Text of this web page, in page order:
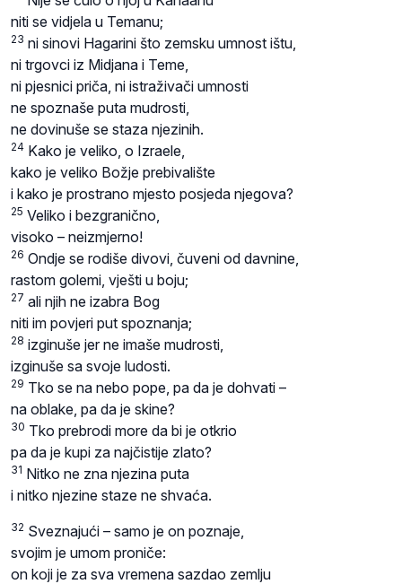
niti se vidjela u Temanu;
23 ni sinovi Hagarini što zemsku umnost ištu,
ni trgovci iz Midjana i Teme,
ni pjesnici priča, ni istraživači umnosti
ne spoznaše puta mudrosti,
ne dovinuše se staza njezinih.
24 Kako je veliko, o Izraele,
kako je veliko Božje prebivalište
i kako je prostrano mjesto posjeda njegova?
25 Veliko i bezgranično,
visoko – neizmjerno!
26 Ondje se rodiše divovi, čuveni od davnine,
rastom golemi, vješti u boju;
27 ali njih ne izabra Bog
niti im povjeri put spoznanja;
28 izginuše jer ne imaše mudrosti,
izginuše sa svoje ludosti.
29 Tko se na nebo pope, pa da je dohvati –
na oblake, pa da je skine?
30 Tko prebrodi more da bi je otkrio
pa da je kupi za najčistije zlato?
31 Nitko ne zna njezina puta
i nitko njezine staze ne shvaća.
32 Sveznajući – samo je on poznaje,
svojim je umom proniče:
on koji je za sva vremena sazdao zemlju